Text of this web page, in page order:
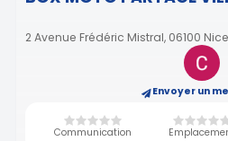
2 Avenue Frédéric Mistral, 06100
Envoyer un
Communication